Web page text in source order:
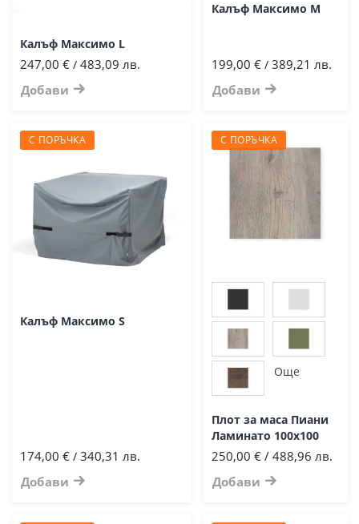
Калъф Максимо L
247,00 € / 483,09 лв.
Добави
Калъф Максимо М
199,00 € / 389,21 лв.
Добави
С ПОРЪЧКА
Калъф Максимо S
174,00 € / 340,31 лв.
Добави
С ПОРЪЧКА
Още
Плот за маса Пиани
Ламинато 100х100
250,00 € / 488,96 лв.
Добави